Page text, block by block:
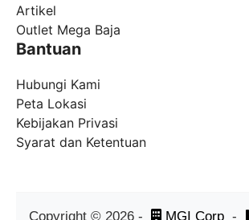
Artikel
Outlet Mega Baja
Bantuan
Hubungi Kami
Peta Lokasi
Kebijakan Privasi
Syarat dan Ketentuan
Copyright © 2026- MGI Corp -